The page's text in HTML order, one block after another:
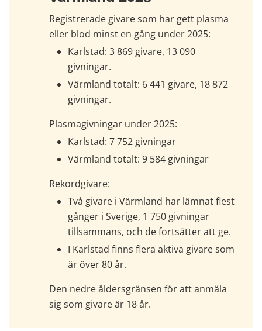
Registrerade givare som har gett plasma
eller blod minst en gång under 2025:
Karlstad: 3 869 givare, 13 090
givningar.
Värmland totalt: 6 441 givare, 18 872
givningar.
Plasmagivningar under 2025:
Karlstad: 7 752 givningar
Värmland totalt: 9 584 givningar
Rekordgivare:
Två givare i Värmland har lämnat flest
gånger i Sverige, 1 750 givningar
tillsammans, och de fortsätter att ge.
I Karlstad finns flera aktiva givare som
är över 80 år.
Den nedre åldersgränsen för att anmäla
sig som givare är 18 år.